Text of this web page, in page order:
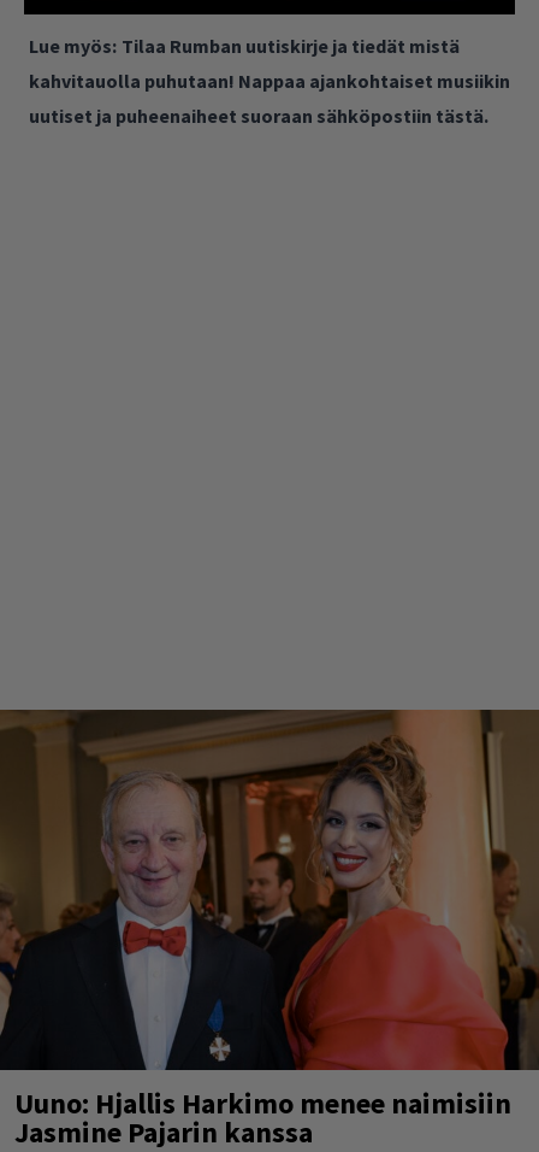
Lue myös: Tilaa Rumban uutiskirje ja tiedät mistä
kahvitauolla puhutaan! Nappaa ajankohtaiset musiikin
uutiset ja puheenaiheet suoraan sähköpostiin tästä.
Uuno: Hjallis Harkimo menee naimisiin
Jasmine Pajarin kanssa